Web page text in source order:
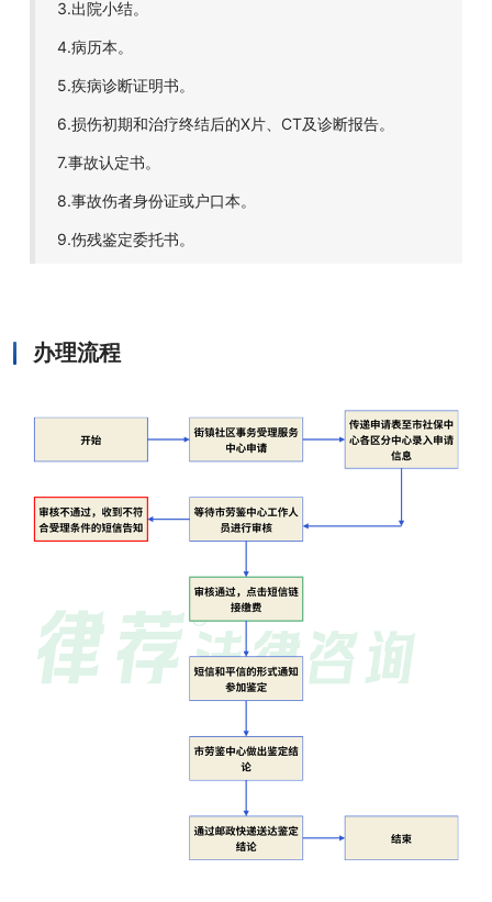
3.出院小结。
4.病历本。
5.疾病诊断证明书。
6.损伤初期和治疗终结后的X片、CT及诊断报告。
7.事故认定书。
8.事故伤者身份证或户口本。
9.伤残鉴定委托书。
办理流程